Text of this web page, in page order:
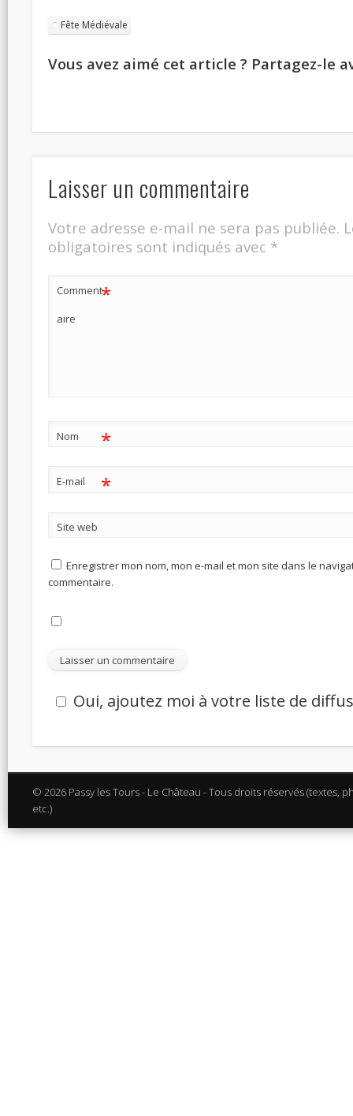
Fête Médiévale
Vous avez aimé cet article ? Partagez-le
Laisser un commentaire
Votre adresse e-mail ne sera pas publiée.
obligatoires sont indiqués avec *
Comment
aire
*
Nom *
E-mail *
Site web
Enregistrer mon nom, mon e-mail et mon site dans le
commentaire.
Oui, ajoutez moi à votre liste de
© 2026 Passy les Tours - Le Château - Tous droits réservés (textes,
etc.)